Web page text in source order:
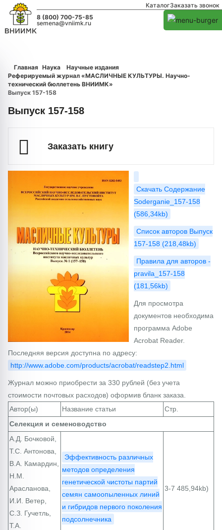
КаталогЗаказать звонок
8 (800) 700-75-85
semena@vniimk.ru
Главная Наука
Научные издания
Реферируемый журнал «МАСЛИЧНЫЕ КУЛЬТУРЫ. Научно-
технический бюллетень ВНИИМК»
Выпуск 157-158
Выпуск 157-158
Заказать книгу
Скачать Содержание
Soderganie_157-158
(586,34kb)
Список авторов Выпуск
157-158 (218,48kb)
Правила для авторов -
pravila_157-158
(181,56kb)
Для просмотра
документов необходима
программа Adobe
Acrobat Reader.
Последняя версия доступна по адресу:
http://www.adobe.com/products/acrobat/readstep2.html
Журнал можно приобрести за 330 рублей (без учета
стоимости почтовых расходов) оформив бланк заказа.
Автор(ы)
Название статьи
Стр.
Селекция и семеноводство
А.Д. Бочковой,
Т.С. Антонова,
В.А. Камардин,
Н.М.
Арасланова,
И.И. Ветер,
С.З. Гучетль,
Т.А.
Эффективность различных
методов определения
генетической чистоты партий
семян самоопыленных линий
и гибридов первого поколения
подсолнечника
3-7 485,94kb)